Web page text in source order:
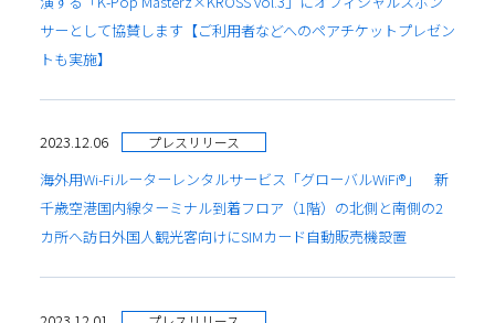
サーとして協賛します【ご利用者などへのペアチケットプレゼン
トも実施】
2023.12.06 プレスリリース
海外用Wi-Fiルーターレンタルサービス「グローバルWiFi®」 新
千歳空港国内線ターミナル到着フロア（1階）の北側と南側の2
カ所へ訪日外国人観光客向けにSIMカード自動販売機設置